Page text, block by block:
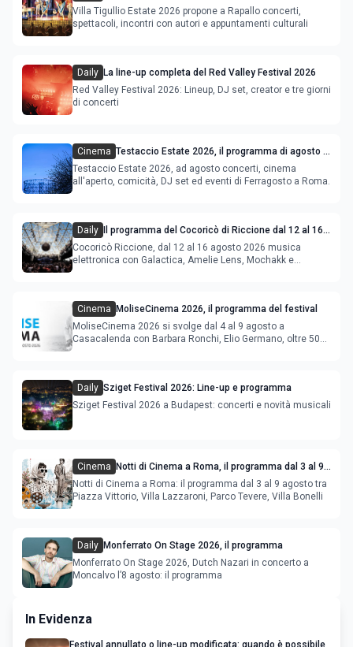
Villa Tigullio Estate 2026 propone a Rapallo concerti,
spettacoli, incontri con autori e appuntamenti culturali
Daily La line-up completa del Red Valley Festival 2026
Red Valley Festival 2026: Lineup, DJ set, creator e tre giorni
di concerti
Cinema Testaccio Estate 2026, il programma di agosto e
Ferragosto
Testaccio Estate 2026, ad agosto concerti, cinema
all'aperto, comicità, DJ set ed eventi di Ferragosto a Roma.
Daily Il programma del Cocoricò di Riccione dal 12 al 16
agosto 2026
Cocoricò Riccione, dal 12 al 16 agosto 2026 musica
elettronica con Galactica, Amelie Lens, Mochakk e
Cinema MoliseCinema 2026, il programma del festival
MoliseCinema 2026 si svolge dal 4 al 9 agosto a
Casacalenda con Barbara Ronchi, Elio Germano, oltre 50
Daily Sziget Festival 2026: Line-up e programma
Sziget Festival 2026 a Budapest: concerti e novità musicali
Cinema Notti di Cinema a Roma, il programma dal 3 al 9
Notti di Cinema a Roma: il programma dal 3 al 9 agosto tra
Piazza Vittorio, Villa Lazzaroni, Parco Tevere, Villa Bonelli
Daily Monferrato On Stage 2026, il programma
Monferrato On Stage 2026, Dutch Nazari in concerto a
Moncalvo l’8 agosto: il programma
In Evidenza
Festival annullato o line-up modificata: quando è possibile